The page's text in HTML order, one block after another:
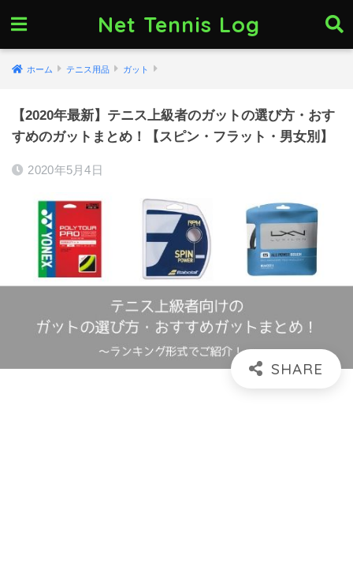
Net Tennis Log
ホーム テニス用品 ガット
【2020年最新】テニス上級者のガットの選び方・おす
すめのガットまとめ！【スピン・フラット・男女別】
2020年5月4日